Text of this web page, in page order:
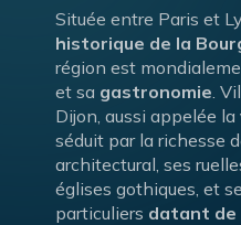
Située entre Paris et
historique de la
région est
et sa gastronomie .
Dijon, aussi appelée la
séduit par la richesse
architectural, ses
églises gothiques, et
particuliers datant de